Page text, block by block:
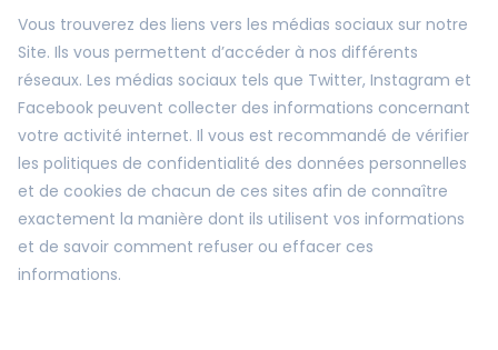
Vous trouverez des liens vers les médias sociaux sur notre
Site. Ils vous permettent d’accéder à nos différents
réseaux. Les médias sociaux tels que Twitter, Instagram et
Facebook peuvent collecter des informations concernant
votre activité internet. Il vous est recommandé de vérifier
les politiques de confidentialité des données personnelles
et de cookies de chacun de ces sites afin de connaître
exactement la manière dont ils utilisent vos informations
et de savoir comment refuser ou effacer ces
informations.